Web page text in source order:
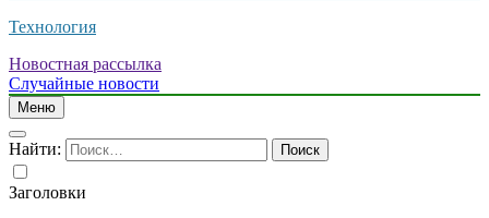
Технология
Новостная рассылка
Случайные новости
Меню
Найти:
Заголовки